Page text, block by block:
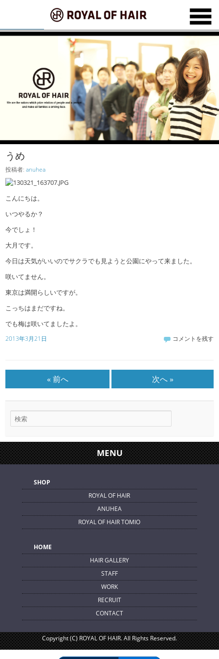
うめ
投稿者:anuhea
こんにちは。
いつやるか？
今でしょ！
大月です。
今日は天気がいいのでサクラでも見ようと公園にやって来ました。
咲いてません。
東京は満開らしいですが。
こっちはまだですね。
でも梅は咲いてましたよ。
2013年3月21日 コメントを残す
« 前へ 次へ »
MENU
SHOP
ROYAL OF HAIR
ANUHEA
ROYAL OF HAIR TOMIO
HOME
HAIR GALLERY
STAFF
WORK
RECRUIT
CONTACT
Copyright (C) ROYAL OF HAIR. All Rights Reserved.